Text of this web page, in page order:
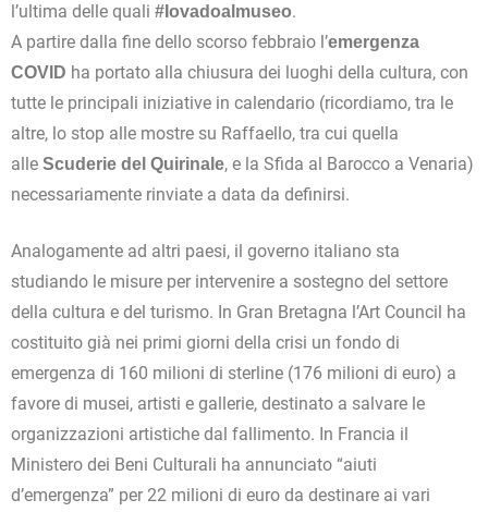
l’ultima delle quali #Iovadoalmuseo.
A partire dalla fine dello scorso febbraio l’emergenza
COVID ha portato alla chiusura dei luoghi della cultura, con
tutte le principali iniziative in calendario (ricordiamo, tra le
altre, lo stop alle mostre su Raffaello, tra cui quella
alle Scuderie del Quirinale, e la Sfida al Barocco a Venaria)
necessariamente rinviate a data da definirsi.
Analogamente ad altri paesi, il governo italiano sta
studiando le misure per intervenire a sostegno del settore
della cultura e del turismo. In Gran Bretagna l’Art Council ha
costituito già nei primi giorni della crisi un fondo di
emergenza di 160 milioni di sterline (176 milioni di euro) a
favore di musei, artisti e gallerie, destinato a salvare le
organizzazioni artistiche dal fallimento. In Francia il
Ministero dei Beni Culturali ha annunciato “aiuti
d’emergenza” per 22 milioni di euro da destinare ai vari